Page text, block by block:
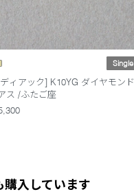
Single
ィアック] K10YG ダイヤモンド
ス /ふたご座
購入しています